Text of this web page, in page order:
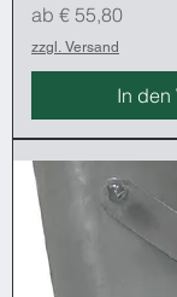
ab € 55,80
Sale-Preis
zzgl. Versand
In den